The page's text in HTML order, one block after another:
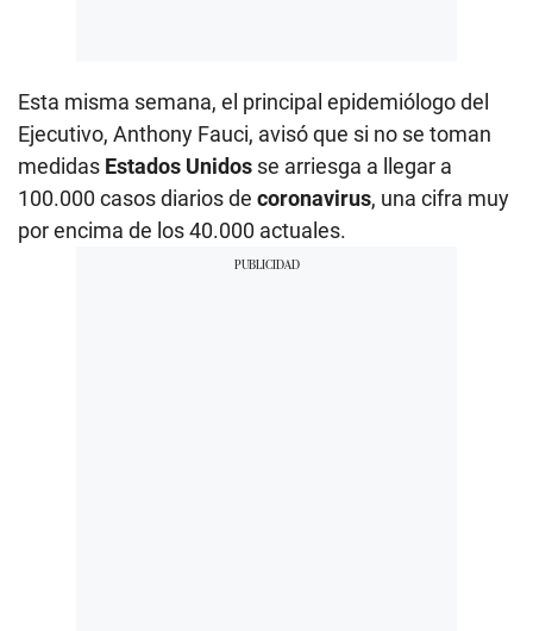
Esta misma semana, el principal epidemiólogo del
Ejecutivo, Anthony Fauci, avisó que si no se toman
medidas Estados Unidos se arriesga a llegar a
100.000 casos diarios de coronavirus, una cifra muy
por encima de los 40.000 actuales.